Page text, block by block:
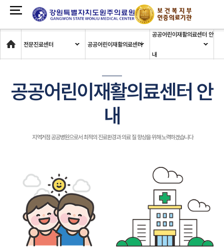
Home
전문진료센터 공공어린이재활의료센터
공공어린이재활의료센터 안
내
공공어린이재활의료센터 안
내
지역거점 공공병원으로서 최적의 진료환경과 의료 질 향상을 위해 노력하겠습니다